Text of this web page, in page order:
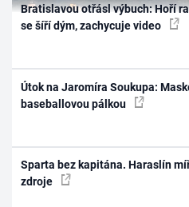
Bratislavou otřásl výbuch: Hoří
se šíří dým, zachycuje video
Útok na Jaromíra Soukupa:
baseballovou pálkou
Sparta bez kapitána. Haraslín
zdroje